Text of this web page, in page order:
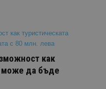
как
може да бъде